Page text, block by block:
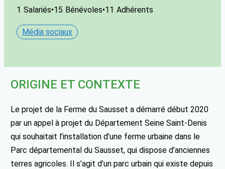
1 Salariés•15 Bénévoles•11 Adhérents
Média sociaux
ORIGINE ET CONTEXTE
Le projet de la Ferme du Sausset a démarré début 2020
par un appel à projet du Département Seine Saint-Denis
qui souhaitait l’installation d’une ferme urbaine dans le
Parc départemental du Sausset, qui dispose d’anciennes
terres agricoles. Il s’agit d’un parc urbain qui existe depuis